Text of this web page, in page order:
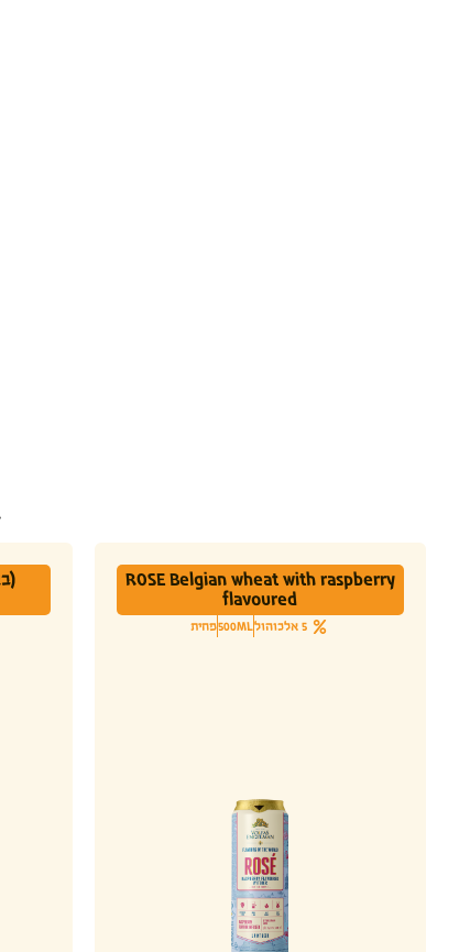
ROSE Belgian wheat with raspberry
flavoured
5 אלכוהול 500MLפחית